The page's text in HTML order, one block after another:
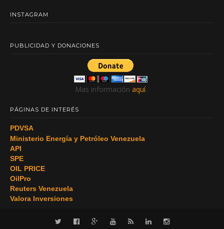
INSTAGRAM
PUBLICIDAD Y DONACIONES
Mas información aquí.
PÁGINAS DE INTERÉS
PDVSA
Ministerio Energía y Petróleo Venezuela
API
SPE
OIL PRICE
OilPro
Reuters Venezuela
Valora Inversiones